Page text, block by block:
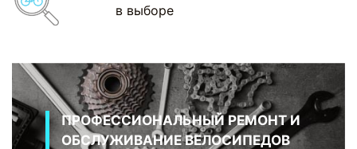
в выборе
ПРОФЕССИОНАЛЬНЫЙ РЕМОНТ И
ОБСЛУЖИВАНИЕ ВЕЛОСИПЕДОВ